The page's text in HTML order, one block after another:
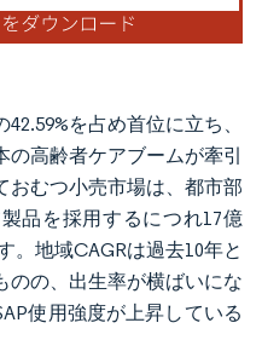
を占め首位に立ち、
高齢者ケアブームが牽引
おむつ小売市場は、都市部
品を採用するにつれ17億
。地域CAGRは過去10年と
のの、出生率が横ばいにな
使用強度が上昇している